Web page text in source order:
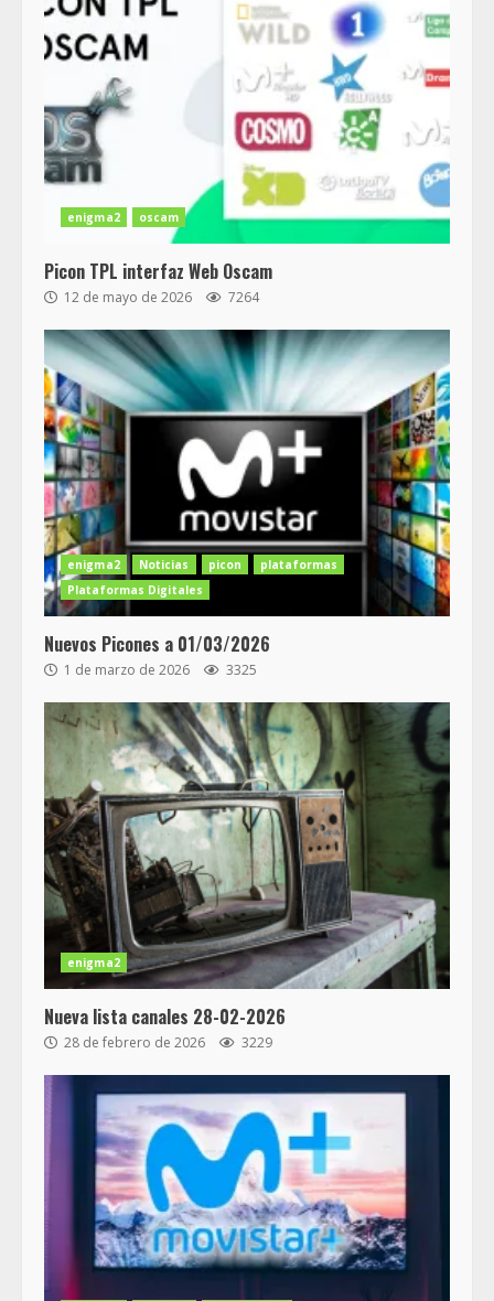
enigma2 oscam
Picon TPL interfaz Web Oscam
12 de mayo de 2026 7264
enigma2 Noticias picon
plataformas
Plataformas Digitales
Nuevos Picones a 01/03/2026
1 de marzo de 2026 3325
enigma2
Nueva lista canales 28-02-2026
28 de febrero de 2026 3229